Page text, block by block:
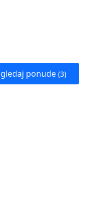
ponude (3)